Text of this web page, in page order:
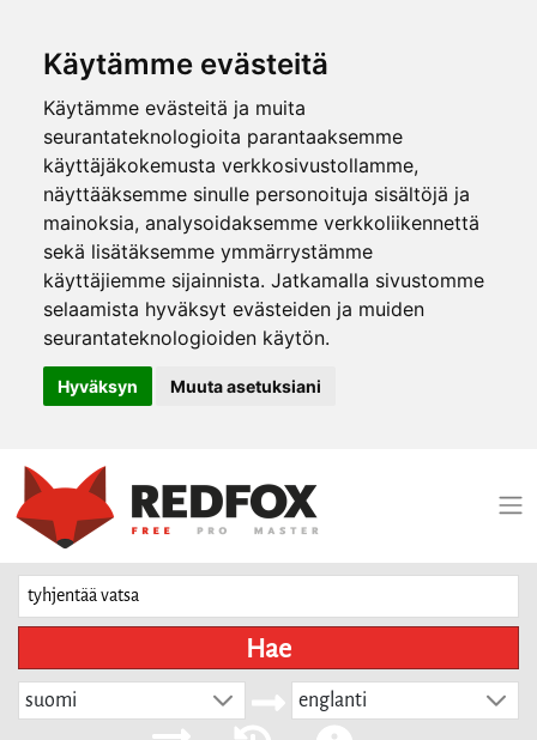
Käytämme evästeitä
Käytämme evästeitä ja muita
seurantateknologioita parantaaksemme
käyttäjäkokemusta verkkosivustollamme,
näyttääksemme sinulle personoituja sisältöjä ja
mainoksia, analysoidaksemme verkkoliikennettä
sekä lisätäksemme ymmärrystämme
käyttäjiemme sijainnista. Jatkamalla sivustomme
selaamista hyväksyt evästeiden ja muiden
seurantateknologioiden käytön.
Hyväksyn Muuta asetuksiani
Hae
suomi englanti